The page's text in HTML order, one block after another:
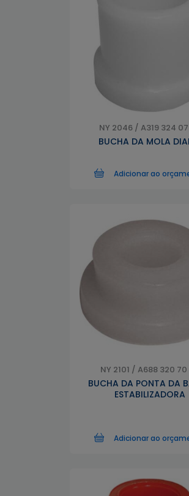
NY 2046 / A319 324
BUCHA DA MOLA
Adicionar ao
NY 2101 / A688 320
BUCHA DA PONTA DA
ESTABILIZADORA
Adicionar ao